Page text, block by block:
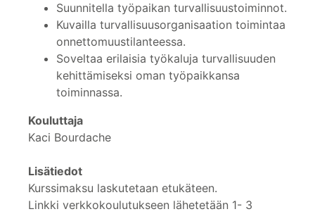
Suunnitella työpaikan turvallisuustoiminnot.
Kuvailla turvallisuusorganisaation toimintaa
onnettomuustilanteessa.
Soveltaa erilaisia työkaluja turvallisuuden
kehittämiseksi oman työpaikkansa
toiminnassa.
Kouluttaja
Kaci Bourdache
Lisätiedot
Kurssimaksu laskutetaan etukäteen.
Linkki verkkokoulutukseen lähetetään 1- 3